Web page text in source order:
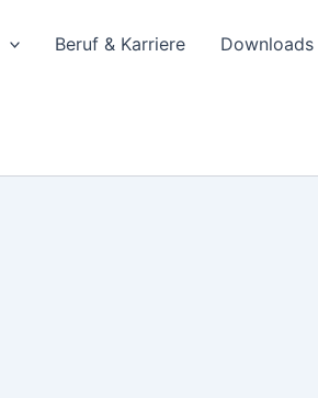
Beruf & Karriere Downloads